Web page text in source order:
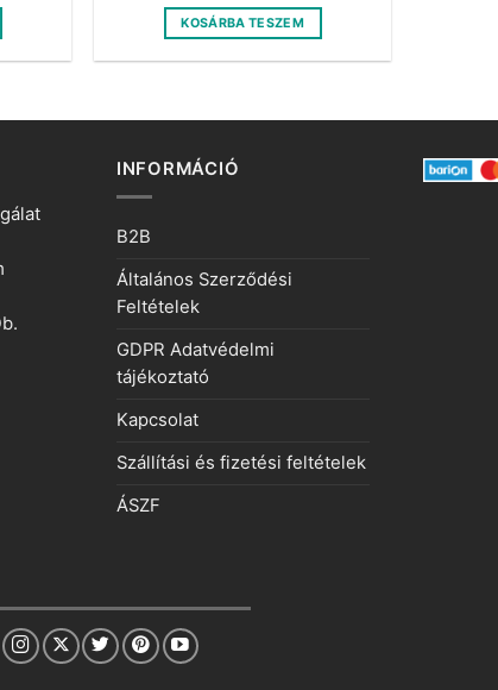
Ft.
was:
1
is:
575 Ft.
KOSÁRBA TESZEM
INFORMÁCIÓ
B2B
Általános Szerződési
Feltételek
GDPR Adatvédelmi
tájékoztató
Kapcsolat
Szállítási és fizetési feltételek
ÁSZF